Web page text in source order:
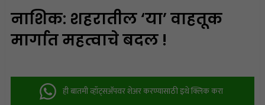
नाशिक: शहरातील ‘या’ वाहतूक
मार्गात महत्वाचे बदल !
ही बातमी व्हॉट्सअ‍ॅपवर शेअर करण्यासाठी इथे क्लिक करा